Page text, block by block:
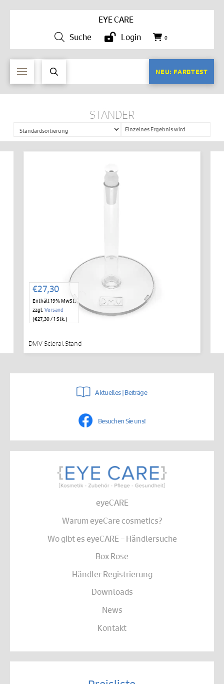
EYE CARE
Suche
Login 0
NEU: FARBTEST
STÄNDER
Einzelnes Ergebnis wird
angezeigt
€27,30
Enthält 19% MwSt.
zzgl. Versand
(€27,30/ 1 Stk.)
DMV Scleral Stand
Aktuelles | Beiträge
Besuchen Sie uns!
eyeCARE
Warum eyeCare cosmetics?
Wo gibt es eyeCARE – Händlersuche
Box Rose
Händler Registrierung
Downloads
News
Kontakt